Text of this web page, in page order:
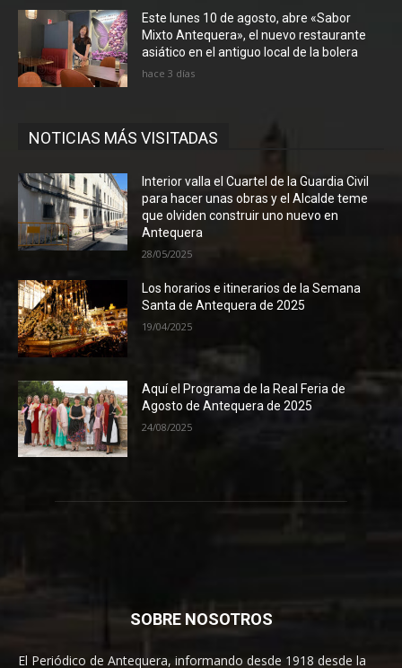
Este lunes 10 de agosto, abre «Sabor
Mixto Antequera», el nuevo restaurante
asiático en el antiguo local de la bolera
hace 3 días
NOTICIAS MÁS VISITADAS
Interior valla el Cuartel de la Guardia Civil
para hacer unas obras y el Alcalde teme
que olviden construir uno nuevo en
Antequera
28/05/2025
Los horarios e itinerarios de la Semana
Santa de Antequera de 2025
19/04/2025
Aquí el Programa de la Real Feria de
Agosto de Antequera de 2025
24/08/2025
SOBRE NOSOTROS
El Periódico de Antequera, informando desde 1918 desde la